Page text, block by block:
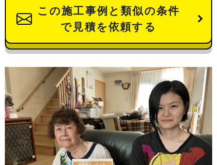
この施工事例と類似の条件
で見積を依頼する